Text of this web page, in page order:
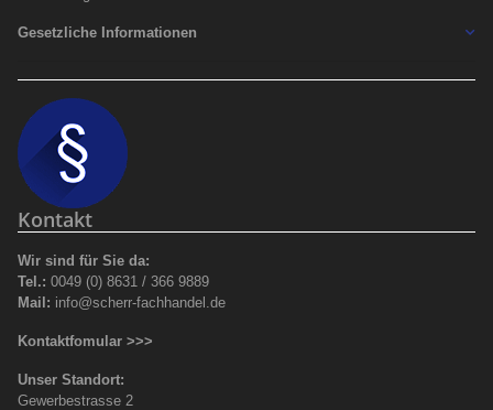
Gesetzliche Informationen
Kontakt
Wir sind für Sie da:
Tel.: 0049 (0) 8631 / 366 9889
Mail: info@scherr-fachhandel.de
Kontaktfomular >>>
Unser Standort:
Gewerbestrasse 2